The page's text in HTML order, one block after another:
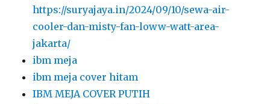
https://suryajaya.in/2024/09/10/sewa-air-
cooler-dan-misty-fan-loww-watt-area-
jakarta/
ibm meja
ibm meja cover hitam
IBM MEJA COVER PUTIH